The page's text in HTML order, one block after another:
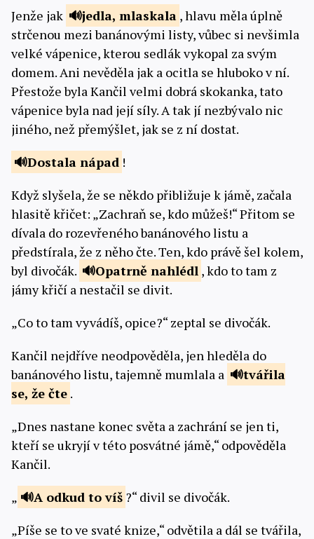
Jenže jak
jedla, mlaskala , hlavu měla úplně
strčenou mezi banánovými listy, vůbec si nevšimla
velké vápenice, kterou sedlák vykopal za svým
domem. Ani nevěděla jak a ocitla se hluboko v ní.
Přestože byla Kančil velmi dobrá skokanka, tato
vápenice byla nad její síly. A tak jí nezbývalo nic
jiného, než přemýšlet, jak se z ní dostat.
Dostala nápad !
Když slyšela, že se někdo přibližuje k jámě, začala
hlasitě křičet: „Zachraň se, kdo můžeš!“ Přitom se
dívala do rozevřeného banánového listu a
předstírala, že z něho čte. Ten, kdo právě šel kolem,
byl divočák.
Opatrně nahlédl , kdo to tam z
jámy křičí a nestačil se divit.
„Co to tam vyvádíš, opice?“ zeptal se divočák.
Kančil nejdříve neodpověděla, jen hleděla do
banánového listu, tajemně mumlala a
tvářila
se, že čte .
„Dnes nastane konec světa a zachrání se jen ti,
kteří se ukryjí v této posvátné jámě,“ odpověděla
Kančil.
„
A odkud tovíš ?“ divil se divočák.
„Píše se to ve svaté knize,“ odvětila a dál se tvářila,